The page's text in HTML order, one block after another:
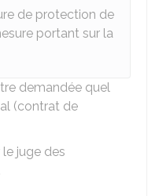
de protection de
portant sur la
demandée quel
(contrat de
juge des